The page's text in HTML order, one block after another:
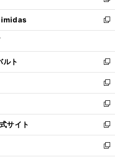
開
く
ウ
で
開
ン
ド
ウ
開
く
ウ
ィ
ン
ウ
で
開
く
し
い
ウ
ン
ド
ウ
で
開
く
imidas
新
し
ウ
ィ
ン
ド
ウ
で
開
く
ト
新
し
い
ウ
ィ
ン
ド
ウ
で
開
新
し
い
ウ
ィ
ン
ド
ウ
新
し
い
ウ
ィ
ン
サイト
新
し
い
ウ
新
し